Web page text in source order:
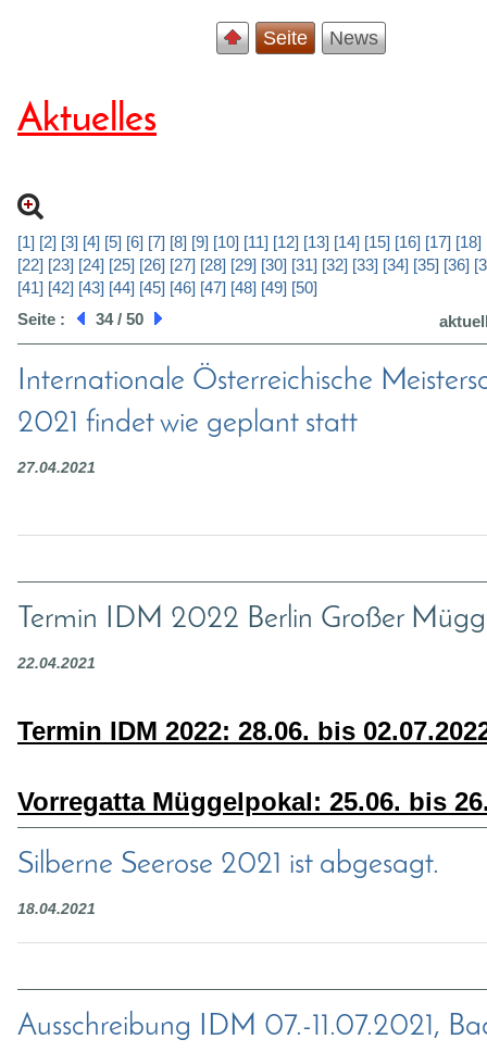
Seite News
Aktuelles
[1] [2] [3] [4] [5] [6] [7] [8] [9] [10] [11] [12] [13] [14] [15] [16] [17] [18]
[22] [23] [24] [25] [26] [27] [28] [29] [30] [31] [32] [33] [34] [35] [36]
[41] [42] [43] [44] [45] [46] [47] [48] [49] [50]
Seite : 34 / 50
Internationale Österreichische
2021 findet wie geplant statt
27.04.2021
Termin IDM 2022 Berlin Großer
22.04.2021
Termin IDM 2022: 28.06. bis
Vorregatta Müggelpokal: 25.06. bis
Silberne Seerose 2021 ist abgesagt.
18.04.2021
Ausschreibung IDM 07.-11.07.2021,